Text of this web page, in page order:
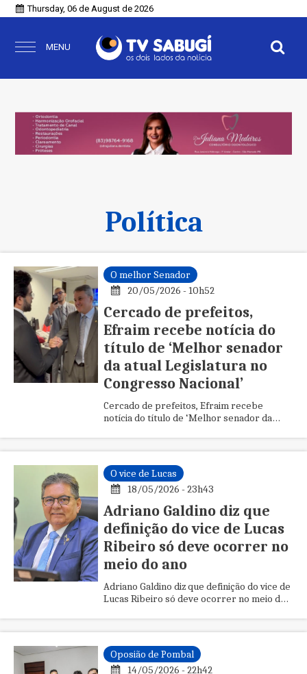
Thursday, 06 de August de 2026
MENU
Política
O melhor Senador
20/05/2026 - 10h52
Cercado de prefeitos,
Efraim recebe notícia do
título de ‘Melhor senador
da atual Legislatura no
Congresso Nacional’
Cercado de prefeitos, Efraim recebe
notícia do título de ‘Melhor senador da
O vice de Lucas
18/05/2026 - 23h43
Adriano Galdino diz que
definição do vice de Lucas
Ribeiro só deve ocorrer no
meio do ano
Adriano Galdino diz que definição do vice de
Lucas Ribeiro só deve ocorrer no meio do
Oposião de Pombal
14/05/2026 - 22h42